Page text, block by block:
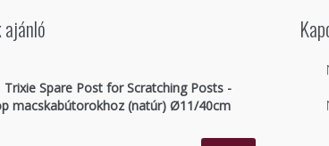
Trixie Spare Post for Scratching Posts -
macskabútorokhoz (natúr) Ø11/40cm